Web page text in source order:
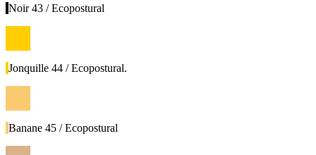
Noir 43 / Ecopostural
Jonquille 44 / Ecopostural.
Banane 45 / Ecopostural